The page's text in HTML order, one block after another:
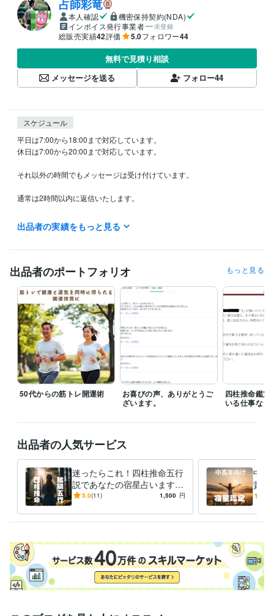
占師彩竜
本人確認
機密保持契約(NDA)
インボイス発行事業者
未登録
総販売実績42評価 5.0フォロワー44
無料で見積り相談
メッセージを送る
フォロー44
スケジュール
平日は7:00から18:00まで対応しています。
休日は7:00から20:00まで対応しています。
それ以外の時間でもメッセージは受け付けています。
通常は2時間以内に返信いたします。
詳細を頂いた後、PDF鑑定書は原則48時間以内に送信します（相性占い
等二人の場合は72～96時間）。
経験職種
クリエイター / ライター・編集
医療・介護 / 薬剤師 経験年数 : 26年
ライフスタイル・その他 / 占い師
ライフスタイル・その他 / 講師・インストラクター 経験年数 : 10年
ライフスタイル・その他 / その他 経験年数 : 10年
受賞歴
日常生活の東洋的考え方・生活の方法 ネットワークが紡ぐ、医療の
これから 陰陽五行を組み合わせた相性の秘密 縁を繋ぐ食事術（モテ
薬剤師 取得年 : 1995年
四柱推命鑑定士 取得年 : 1999年
日本語教師 取得年 : 2021年
得意分野
占い 四柱推命（誕生年月日）により宿星鑑定
四柱推命 占い
学習指導・資格・キャリア相談 日本語教師
語学力
英語 ビジネスレベル
出品者の実績をもっと見る
出品者のポートフォリオ もっと見る
50代からの筋トレ開運術
お喜びの声、ありがとうご
ざいます。
四柱推命鑑定
いる仕事など
出品者の人気サービス
迷ったらこれ！四柱推命五行
説であなたの宿星占います
【鑑定歴30年】自分自身の適
ス
5.0(11) 1,500 円
中高
貴方
ラフ
鑑定